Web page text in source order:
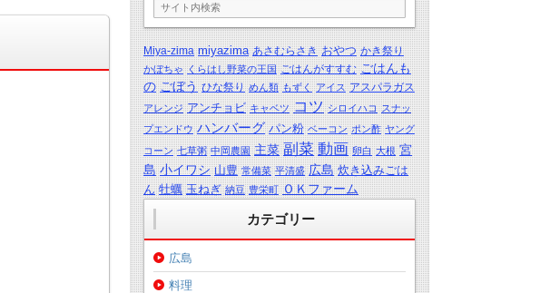
Miya-zima miyazima あさむらさき おやつ かき祭り
かぼちゃ くらはし野菜の王国 ごはんがすすむ ごはんも
の ごぼう ひな祭り めん類 もずく アイス アスパラガス
アレンジ アンチョビ キャベツ コツ シロイハコ スナッ
プエンドウ ハンバーグ パン粉 ベーコン ポン酢 ヤング
コーン 七草粥 中岡農園 主菜 副菜 動画 卵白 大根 宮
島 小イワシ 山豊 常備菜 平清盛 広島 炊き込みごは
ん 牡蠣 玉ねぎ 納豆 豊栄町 ＯＫファーム
カテゴリー
広島
料理